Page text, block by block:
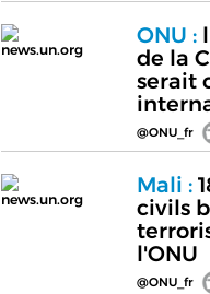
news.un.org
ONU :
de la
serait
@ONU_fr
news.un.org
Mali :
civils
l'ONU
@ONU_fr